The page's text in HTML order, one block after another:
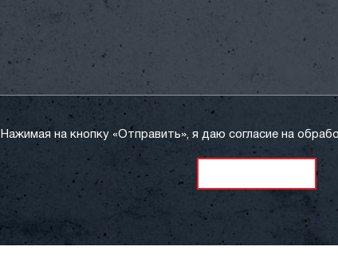
Нажимая на кнопку «Отправить», я даю согласие на